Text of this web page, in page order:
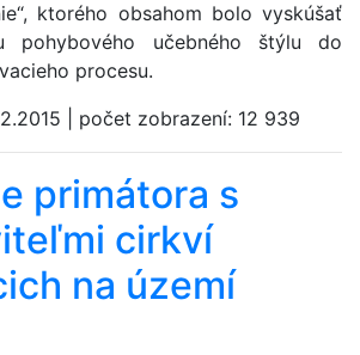
ktorého obsahom bolo vyskúšať
pohybového učebného štýlu do
procesu.
počet zobrazení: 12 939
primátora s
cirkví
na území